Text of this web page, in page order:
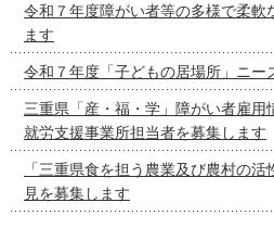
令和７年度障がい者等の多様で柔
ます
令和７年度「子どもの居場所」ニ
三重県「産・福・学」障がい者雇
就労支援事業所担当者を募集します
「三重県食を担う農業及び農村の
見を募集します